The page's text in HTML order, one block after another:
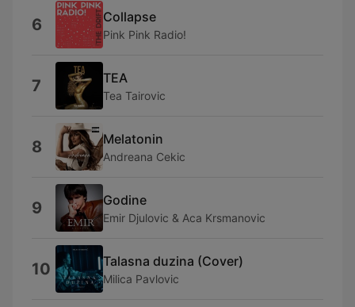
6 Collapse
Pink Pink Radio!
7 TEA
Tea Tairovic
8 Melatonin
Andreana Cekic
9 Godine
Emir Djulovic & Aca Krsmanovic
10 Talasna duzina (Cover)
Milica Pavlovic